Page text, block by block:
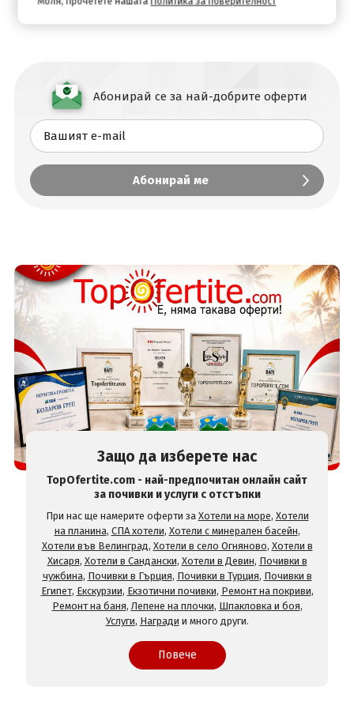
Абонирай се за най-добрите оферти
Защо да изберете нас
TopOfertite.com - най-предпочитан онлайн сайт
за почивки и услуги с отстъпки
При нас ще намерите оферти за Хотели на море, Хотели
на планина, СПА хотели, Хотели с минерален басейн,
Хотели във Велинград, Хотели в село Огняново, Хотели в
Хисаря, Хотели в Сандански, Хотели в Девин, Почивки в
чужбина, Почивки в Гърция, Почивки в Турция, Почивки в
Египет, Екскурзии, Екзотични почивки, Ремонт на покриви,
Ремонт на баня, Лепене на плочки, Шпакловка и боя,
Услуги, Награди и много други.
Повече